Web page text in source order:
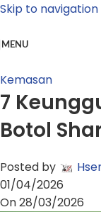
Skip to navigation
MENU
Kemasan
7
Botol
Posted by
01/04/2026
On 28/03/2026